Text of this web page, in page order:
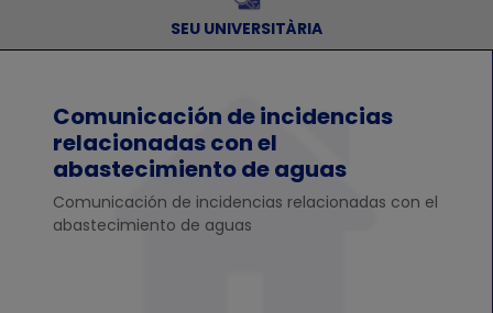
SEU UNIVERSITÀRIA
Comunicación de incidencias
relacionadas con el
abastecimiento de aguas
Comunicación de incidencias relacionadas con el
abastecimiento de aguas